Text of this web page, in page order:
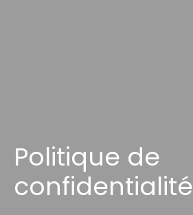
Politique de
confidentialité